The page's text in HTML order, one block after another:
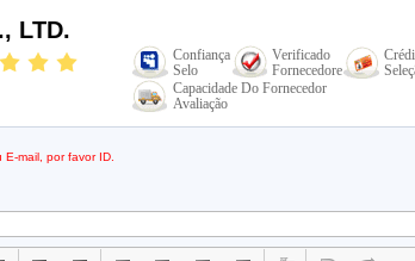
LTD.
Confiança
Selo
Verificado
Fornecedore
Capacidade Do Fornecedor
Avaliação
E-mail, por favor ID.